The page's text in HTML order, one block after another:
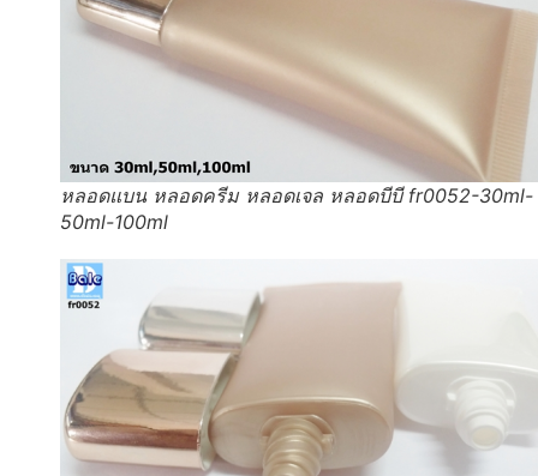
หลอดแบน หลอดครีม หลอดเจล หลอดบีบี fr0052-30ml-
50ml-100ml